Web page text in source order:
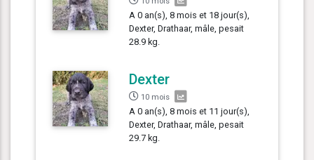
A 0 an(s), 8 mois et 18 jour(s),
Dexter, Drathaar, mâle, pesait
28.9 kg.
Dexter
10 mois
A 0 an(s), 8 mois et 11 jour(s),
Dexter, Drathaar, mâle, pesait
29.7 kg.